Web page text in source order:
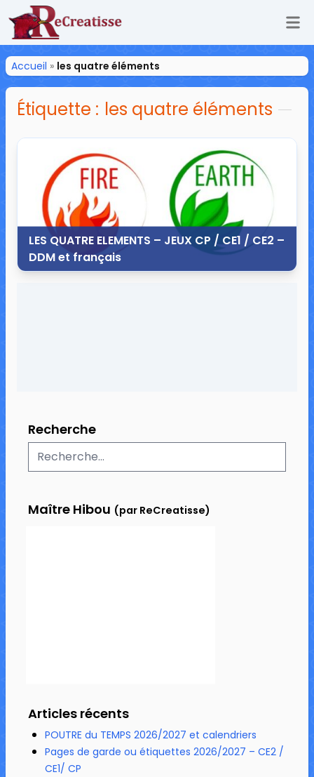
ReCreatisse
Accueil » les quatre éléments
Étiquette : les quatre éléments
LES QUATRE ELEMENTS – JEUX CP / CE1 / CE2 –
DDM et français
Recherche
Maître Hibou (par ReCreatisse)
Articles récents
POUTRE du TEMPS 2026/2027 et calendriers
Pages de garde ou étiquettes 2026/2027 – CE2 /
CE1/ CP